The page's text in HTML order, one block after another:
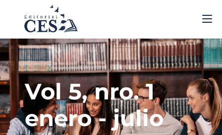
Vol 5, nro. 1
enero - julio